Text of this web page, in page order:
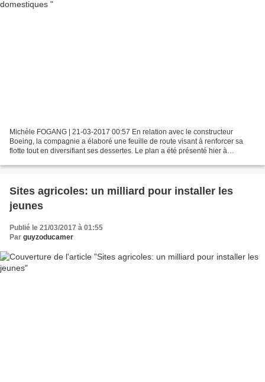
Michèle FOGANG | 21-03-2017 00:57 En relation avec le constructeur
Boeing, la compagnie a élaboré une feuille de route visant à renforcer sa
flotte tout en diversifiant ses dessertes. Le plan a été présenté hier à
Sites agricoles: un milliard pour installer les
jeunes
Publié le 21/03/2017 à 01:55
Par guyzoducamer